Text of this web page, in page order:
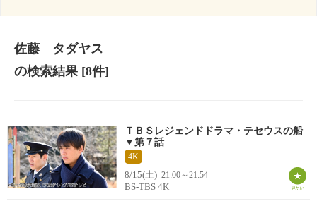
佐藤 タダヤス
の検索結果[8件]
ＴＢＳレジェンドドラマ・テセウスの船
▼第７話
4K
8/15(土) 21:00～21:54
BS-TBS 4K